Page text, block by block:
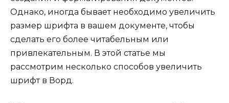
Однако, иногда бывает необходимо увеличить
размер шрифта в вашем документе, чтобы
сделать его более читабельным или
привлекательным. В этой статье мы
рассмотрим несколько способов увеличить
шрифт в Ворд.